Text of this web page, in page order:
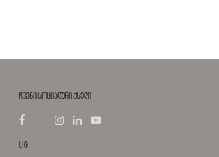
ჩვენი სოციალური ქსელი
UG